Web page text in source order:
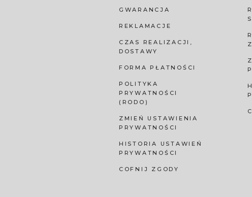
GWARANCJA
REKLAMACJE
CZAS REALIZACJI,
DOSTAWY
FORMA PŁATNOŚCI
POLITYKA
PRYWATNOŚCI
(RODO)
ZMIEŃ USTAWIENIA
PRYWATNOŚCI
HISTORIA USTAWIEŃ
PRYWATNOŚCI
COFNIJ ZGODY